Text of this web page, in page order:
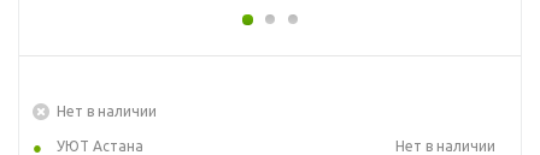
Нет в наличии
УЮТ Астана
Нет в наличии